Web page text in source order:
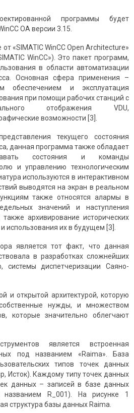
программы будет
OA версии 3.15.
«SIMATIC WinCC Open Architecture»
WinCC»). Это пакет программ,
в области автоматизации
Основная сфера применения –
обеспечением и эксплуатация
при помощи рабочих станций с
отображения VDU,
возможности [3].
текущего состояния
данная программа также обладает
состояния и команды
и управлению технологическим
используются в интерактивном
выводятся на экран в реальном
также относятся алармы в
значений и наступления
архивирование исторических
использования их в будущем [3].
является тот факт, что данная
в разработках сложнейших
системы диспетчеризации Саяно-
и открытой архитектурой, которую
нужды, и множеством
которые значительно облегчают
является встроенная
под названием «Raima». База
типов точек данных
Исток). Каждому типу точек данных
данных – записей в базе данных
R_001). На рисунке 1
структура базы данных Raima.